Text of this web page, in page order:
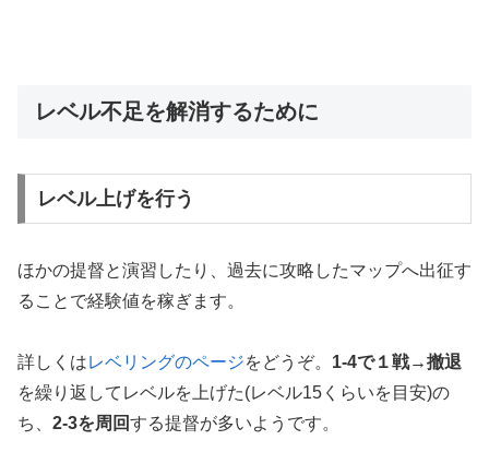
レベル不足を解消するために
レベル上げを行う
ほかの提督と演習したり、過去に攻略したマップへ出征す
ることで経験値を稼ぎます。
詳しくは レベリングのページをどうぞ。 1-4で１戦→撤退
を繰り返してレベルを上げた(レベル15くらいを目安)の
ち、 2-3を周回する提督が多いようです。